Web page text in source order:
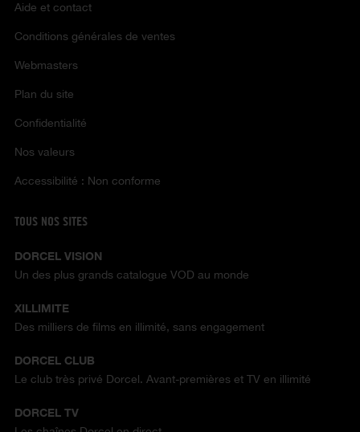
Aide et contact
Conditions générales de ventes
Webmasters
Plan du site
Confidentialité
Nos valeurs
Accessibilité : Non conforme
TOUS NOS SITES
DORCEL VISION
Un des plus grands catalogue VOD au monde
XILLIMITE
Des milliers de films en illimité, sans engagement
DORCEL CLUB
Le club très privé Dorcel. Avant-premières et TV en illimité
DORCEL TV